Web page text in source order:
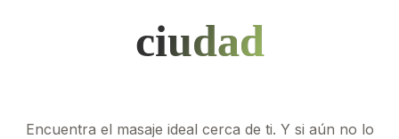
ciudad
Encuentra el masaje ideal cerca de ti. Y si aún no lo